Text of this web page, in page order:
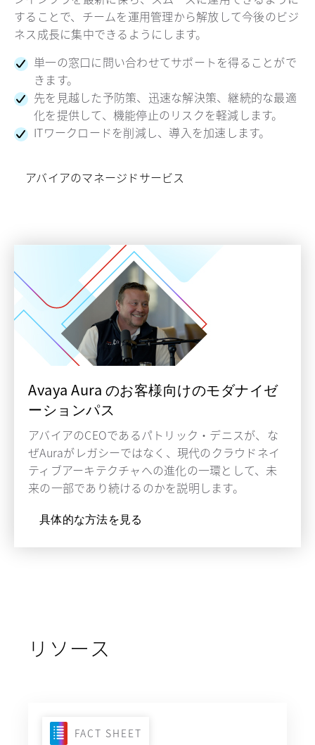
することで、チームを運用管理から解放して今後のビジ
ネス成長に集中できるようにします。
単一の窓口に問い合わせてサポートを得ることがで
きます。
先を見越した予防策、迅速な解決策、継続的な最適
化を提供して、機能停止のリスクを軽減します。
ITワークロードを削減し、導入を加速します。
アバイアのマネージドサービス
Avaya Aura のお客様向けのモダナイゼ
ーションパス
アバイアのCEOであるパトリック・デニスが、な
ぜAuraがレガシーではなく、現代のクラウドネイ
ティブアーキテクチャへの進化の一環として、未
来の一部であり続けるのかを説明します。
具体的な方法を見る
リソース
FACT SHEET